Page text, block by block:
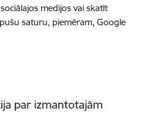
medijos vai skatīt
saturu, piemēram, Google
par izmantotajām